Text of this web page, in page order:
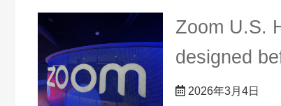
Zoom U.S.
designed
2026年3月4日